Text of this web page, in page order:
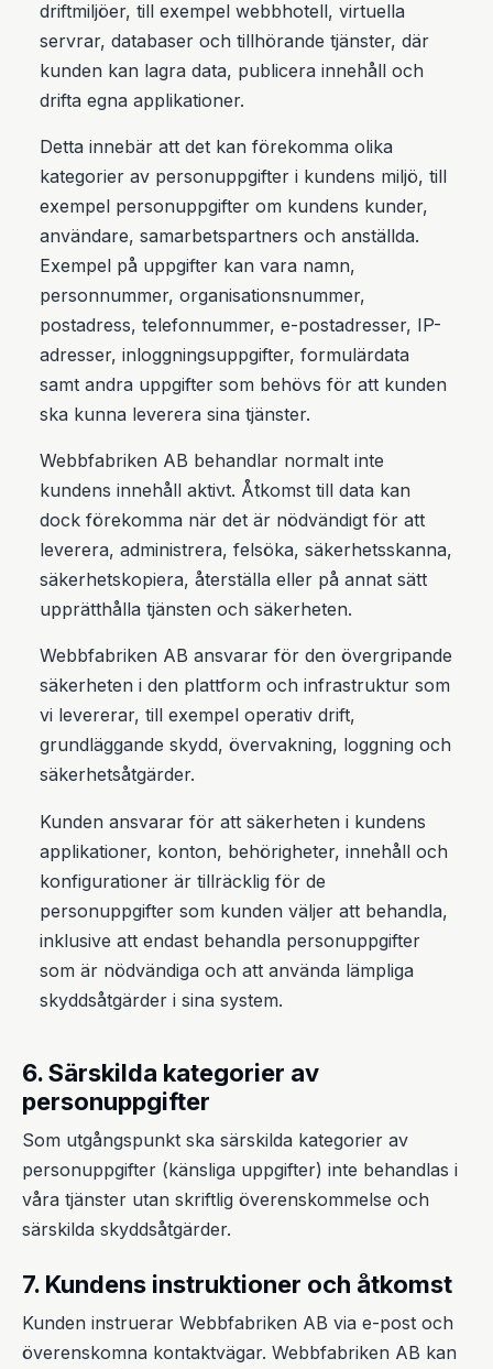
driftmiljöer, till exempel webbhotell, virtuella
servrar, databaser och tillhörande tjänster, där
kunden kan lagra data, publicera innehåll och
drifta egna applikationer.
Detta innebär att det kan förekomma olika
kategorier av personuppgifter i kundens miljö, till
exempel personuppgifter om kundens kunder,
användare, samarbetspartners och anställda.
Exempel på uppgifter kan vara namn,
personnummer, organisationsnummer,
postadress, telefonnummer, e-postadresser, IP-
adresser, inloggningsuppgifter, formulärdata
samt andra uppgifter som behövs för att kunden
ska kunna leverera sina tjänster.
Webbfabriken AB behandlar normalt inte
kundens innehåll aktivt. Åtkomst till data kan
dock förekomma när det är nödvändigt för att
leverera, administrera, felsöka, säkerhetsskanna,
säkerhetskopiera, återställa eller på annat sätt
upprätthålla tjänsten och säkerheten.
Webbfabriken AB ansvarar för den övergripande
säkerheten i den plattform och infrastruktur som
vi levererar, till exempel operativ drift,
grundläggande skydd, övervakning, loggning och
säkerhetsåtgärder.
Kunden ansvarar för att säkerheten i kundens
applikationer, konton, behörigheter, innehåll och
konfigurationer är tillräcklig för de
personuppgifter som kunden väljer att behandla,
inklusive att endast behandla personuppgifter
som är nödvändiga och att använda lämpliga
skyddsåtgärder i sina system.
6. Särskilda kategorier av
personuppgifter
Som utgångspunkt ska särskilda kategorier av
personuppgifter (känsliga uppgifter) inte behandlas i
våra tjänster utan skriftlig överenskommelse och
särskilda skyddsåtgärder.
7. Kundens instruktioner och åtkomst
Kunden instruerar Webbfabriken AB via e-post och
överenskomna kontaktvägar. Webbfabriken AB kan